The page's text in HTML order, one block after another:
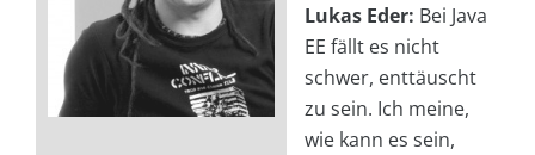
Lukas Eder: Bei Java
EE fällt es nicht
schwer, enttäuscht
zu sein. Ich meine,
wie kann es sein,